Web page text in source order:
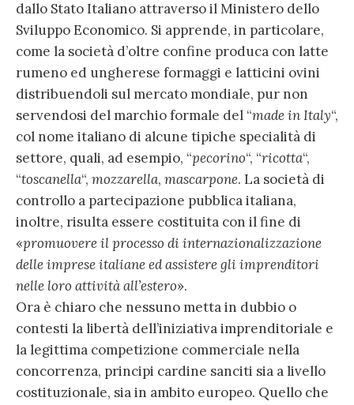
dallo Stato Italiano attraverso il Ministero dello
Sviluppo Economico. Si apprende, in particolare,
come la società d’oltre confine produca con latte
rumeno ed ungherese formaggi e latticini ovini
distribuendoli sul mercato mondiale, pur non
servendosi del marchio formale del “made in Italy“,
col nome italiano di alcune tipiche specialità di
settore, quali, ad esempio, “pecorino“, “ricotta“,
“toscanella“, mozzarella, mascarpone. La società di
controllo a partecipazione pubblica italiana,
inoltre, risulta essere costituita con il fine di
«promuovere il processo di internazionalizzazione
delle imprese italiane ed assistere gli imprenditori
nelle loro attività all’estero».
Ora è chiaro che nessuno metta in dubbio o
contesti la libertà dell’iniziativa imprenditoriale e
la legittima competizione commerciale nella
concorrenza, principi cardine sanciti sia a livello
costituzionale, sia in ambito europeo. Quello che